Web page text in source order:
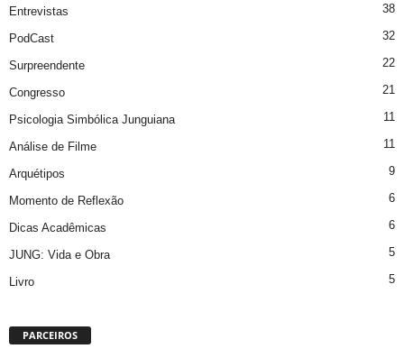
Entrevistas 38
PodCast 32
Surpreendente 22
Congresso 21
Psicologia Simbólica Junguiana 11
Análise de Filme 11
Arquétipos 9
Momento de Reflexão 6
Dicas Acadêmicas 6
JUNG: Vida e Obra 5
Livro 5
PARCEIROS